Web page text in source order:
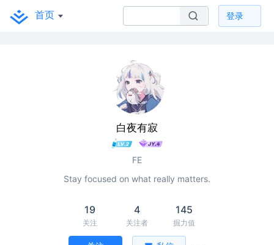
首页 登录
白夜有寂
FE
Stay focused on what really matters.
19
关注
4
关注者
145
掘力值